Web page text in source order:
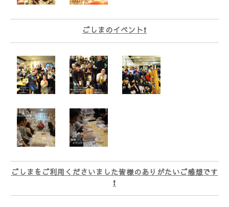
ごしまのイベント❗
ごしまをご利用くださいました皆様のありがたいご感想です
❗